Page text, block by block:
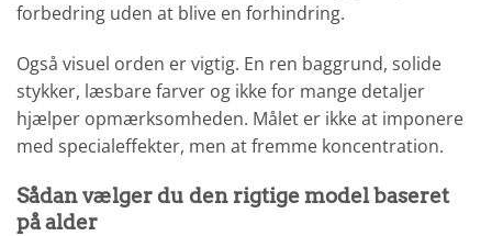
forbedring uden at blive en forhindring.
Også visuel orden er vigtig. En ren baggrund, solide
stykker, læsbare farver og ikke for mange detaljer
hjælper opmærksomheden. Målet er ikke at imponere
med specialeffekter, men at fremme koncentration.
Sådan vælger du den rigtige model baseret
på alder